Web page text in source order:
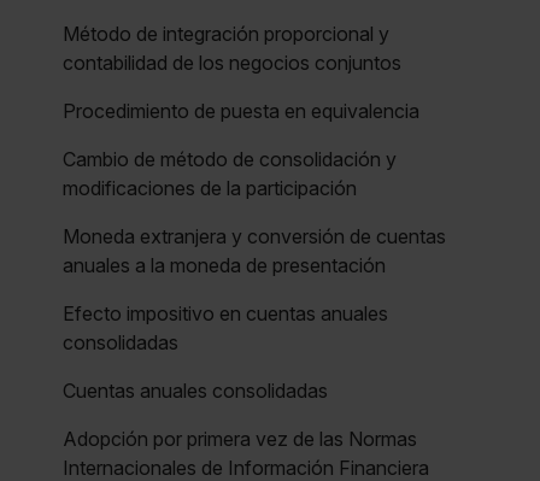
Método de integración proporcional y
contabilidad de los negocios conjuntos
Procedimiento de puesta en equivalencia
Cambio de método de consolidación y
modificaciones de la participación
Moneda extranjera y conversión de cuentas
anuales a la moneda de presentación
Efecto impositivo en cuentas anuales
consolidadas
Cuentas anuales consolidadas
Adopción por primera vez de las Normas
Internacionales de Información Financiera